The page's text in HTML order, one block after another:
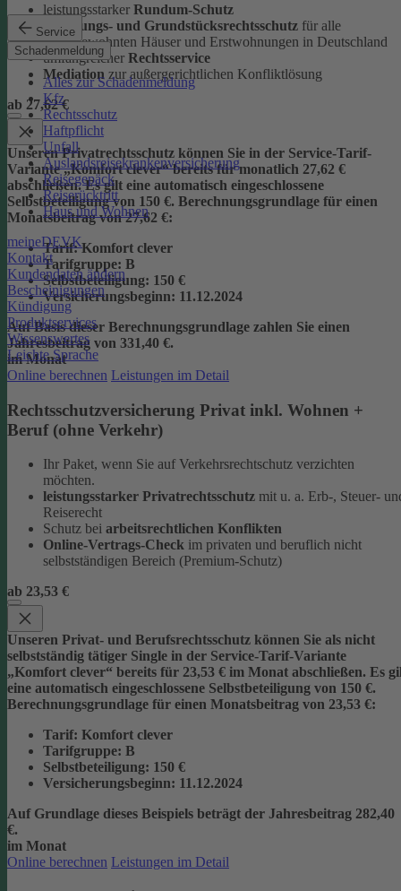
Service
Schadenmeldung
Alles zur Schadenmeldung
Kfz
Rechtsschutz
Haftpflicht
Unfall
Auslandsreisekrankenversicherung
Reisegepäck
Reiserücktritt
Haus und Wohnen
meineDEVK
Kontakt
Kundendaten ändern
Bescheinigungen
Kündigung
Produktservices
Wissenswertes
Leichte Sprache
leistungsstarker Rundum-Schutz
Wohnungs- und Grundstücksrechtsschutz für alle
selbstbewohnten Häuser und Erstwohnungen in Deutschland
umfangreicher Rechtsservice
Mediation zur außergerichtlichen Konfliktlösung
ab 27,62 €
Unseren Privatrechtsschutz können Sie in der Service-Tarif-
Variante „Komfort clever“ bereits für monatlich 27,62 €
abschließen. Es gilt eine automatisch eingeschlossene
Selbstbeteiligung von 150 €. Berechnungsgrundlage für einen
Monatsbeitrag von 27,62 €:
Tarif: Komfort clever
Tarifgruppe: B
Selbstbeteiligung: 150 €
Versicherungsbeginn: 11.12.2024
Auf Basis dieser Berechnungsgrundlage zahlen Sie einen
Jahresbeitrag von 331,40 €.
im Monat
Online berechnen Leistungen im Detail
Rechtsschutzversicherung Privat inkl. Wohnen +
Beruf (ohne Verkehr)
Ihr Paket, wenn Sie auf Verkehrsrechtschutz verzichten
möchten.
leistungsstarker Privatrechtsschutz mit u. a. Erb-, Steuer-
Reiserecht
Schutz bei arbeitsrechtlichen Konflikten
Online-Vertrags-Check im privaten und beruflich nicht
selbstständigen Bereich (Premium-Schutz)
ab 23,53 €
Unseren Privat- und Berufsrechtsschutz können Sie als nicht
selbstständig tätiger Single in der Service-Tarif-Variante
„Komfort clever“ bereits für 23,53 € im Monat abschließen. Es
eine automatisch eingeschlossene Selbstbeteiligung von 150 €.
Berechnungsgrundlage für einen Monatsbeitrag von 23,53 €:
Tarif: Komfort clever
Tarifgruppe: B
Selbstbeteiligung: 150 €
Versicherungsbeginn: 11.12.2024
Auf Grundlage dieses Beispiels beträgt der Jahresbeitrag 282,40
€.
im Monat
Online berechnen Leistungen im Detail